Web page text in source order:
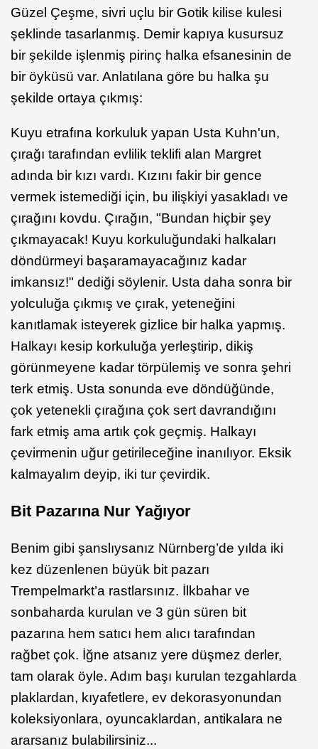
Güzel Çeşme, sivri uçlu bir Gotik kilise kulesi
şeklinde tasarlanmış. Demir kapıya kusursuz
bir şekilde işlenmiş pirinç halka efsanesinin de
bir öyküsü var. Anlatılana göre bu halka şu
şekilde ortaya çıkmış:
Kuyu etrafına korkuluk yapan Usta Kuhn'un,
çırağı tarafından evlilik teklifi alan Margret
adında bir kızı vardı. Kızını fakir bir gence
vermek istemediği için, bu ilişkiyi yasakladı ve
çırağını kovdu. Çırağın, "Bundan hiçbir şey
çıkmayacak! Kuyu korkuluğundaki halkaları
döndürmeyi başaramayacağınız kadar
imkansız!" dediği söylenir. Usta daha sonra bir
yolculuğa çıkmış ve çırak, yeteneğini
kanıtlamak isteyerek gizlice bir halka yapmış.
Halkayı kesip korkuluğa yerleştirip, dikiş
görünmeyene kadar törpülemiş ve sonra şehri
terk etmiş. Usta sonunda eve döndüğünde,
çok yetenekli çırağına çok sert davrandığını
fark etmiş ama artık çok geçmiş. Halkayı
çevirmenin uğur getirileceğine inanılıyor. Eksik
kalmayalım deyip, iki tur çevirdik.
Bit Pazarına Nur Yağıyor
Benim gibi şanslıysanız Nürnberg’de yılda iki
kez düzenlenen büyük bit pazarı
Trempelmarkt’a rastlarsınız. İlkbahar ve
sonbaharda kurulan ve 3 gün süren bit
pazarına hem satıcı hem alıcı tarafından
rağbet çok. İğne atsanız yere düşmez derler,
tam olarak öyle. Adım başı kurulan tezgahlarda
plaklardan, kıyafetlere, ev dekorasyonundan
koleksiyonlara, oyuncaklardan, antikalara ne
ararsanız bulabilirsiniz...